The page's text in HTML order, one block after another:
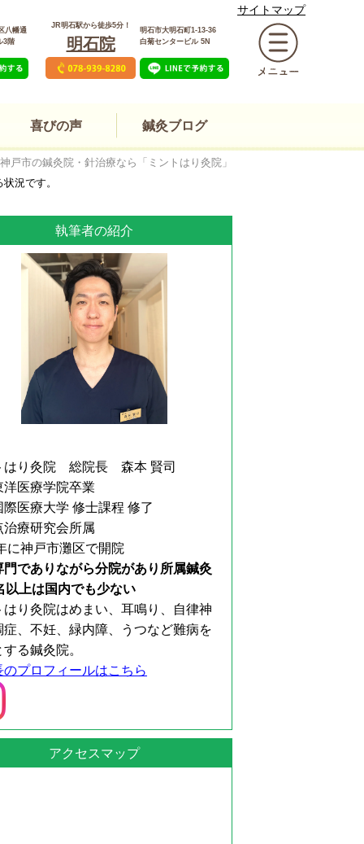
サイトマップ
八幡通
3階
JR明石駅から徒歩5分！
明石院
明石市大明石町1-13-36
白菊センタービル 5N
喜びの声 鍼灸ブログ
神戸市の鍼灸院・針治療なら「ミントはり灸院」
況です。
執筆者の紹介
はり灸院 総院長 森本 賢司
洋医療学院卒業
際医療大学 修士課程 修了
治療研究会所属
に神戸市灘区で開院
門でありながら分院があり所属鍼灸
以上は国内でも少ない
はり灸院はめまい、耳鳴り、自律神
症、不妊、緑内障、うつなど難病を
る鍼灸院。
のプロフィールはこちら
アクセスマップ